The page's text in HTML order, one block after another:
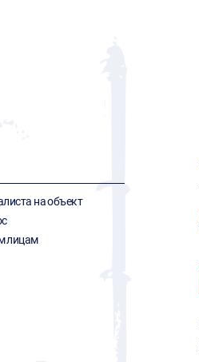
на объект
лицам